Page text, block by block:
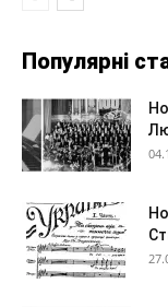
Популярні